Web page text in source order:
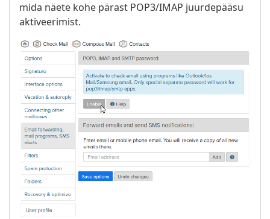
mida näete kohe pärast POP3/IMAP juurdepääsu
aktiveerimist.